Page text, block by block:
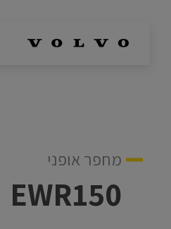
מחפר אופני
EWR150